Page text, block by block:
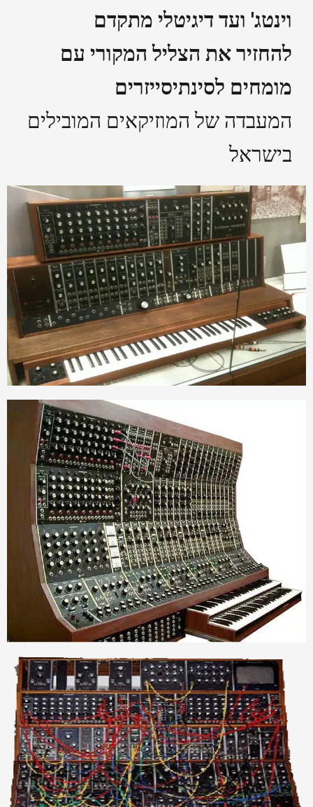
וינטג' ועד דיגיטלי מתקדם
להחזיר את הצליל המקורי עם
מומחים לסינתיסייזרים
המעבדה של המוזיקאים המובילים
בישראל